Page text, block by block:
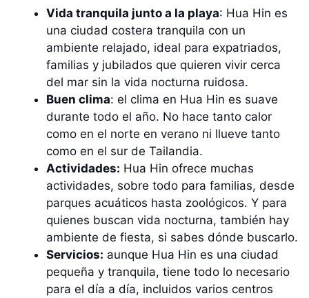
Vida tranquila junto a la playa: Hua Hin es
una ciudad costera tranquila con un
ambiente relajado, ideal para expatriados,
familias y jubilados que quieren vivir cerca
del mar sin la vida nocturna ruidosa.
Buen clima: el clima en Hua Hin es suave
durante todo el año. No hace tanto calor
como en el norte en verano ni llueve tanto
como en el sur de Tailandia.
Actividades: Hua Hin ofrece muchas
actividades, sobre todo para familias, desde
parques acuáticos hasta zoológicos. Y para
quienes buscan vida nocturna, también hay
ambiente de fiesta, si sabes dónde buscarlo.
Servicios: aunque Hua Hin es una ciudad
pequeña y tranquila, tiene todo lo necesario
para el día a día, incluidos varios centros